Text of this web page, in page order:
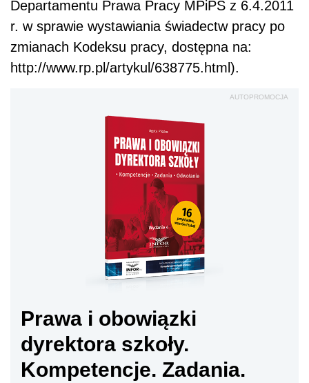
Departamentu Prawa Pracy MPiPS z 6.4.2011
r. w sprawie wystawiania świadectw pracy po
zmianach Kodeksu pracy, dostępna na:
http://www.rp.pl/artykul/638775.html).
AUTOPROMOCJA
Prawa i obowiązki
dyrektora szkoły.
Kompetencje. Zadania.